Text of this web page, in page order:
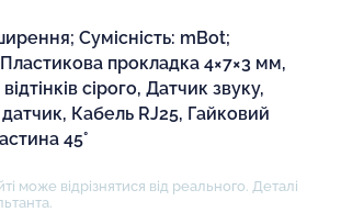
Сумісність: mBot;
прокладка 4×7×3 мм,
сірого, Датчик звуку,
Кабель RJ25, Гайковий
45°
може відрізнятися від реального. Деталі